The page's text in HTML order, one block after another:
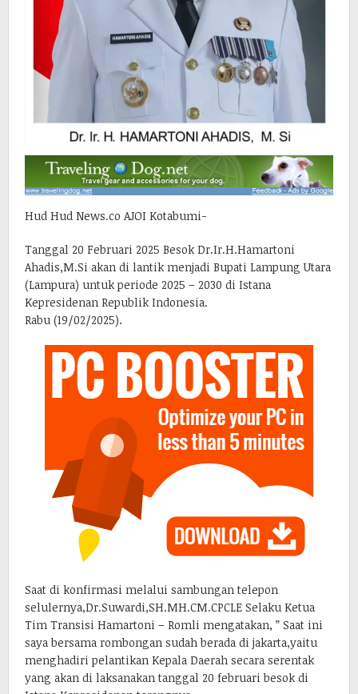
Hud Hud News.co AJOI Kotabumi-
Tanggal 20 Februari 2025 Besok Dr.Ir.H.Hamartoni
Ahadis,M.Si akan di lantik menjadi Bupati Lampung Utara
(Lampura) untuk periode 2025 – 2030 di Istana
Kepresidenan Republik Indonesia.
Rabu (19/02/2025).
Saat di konfirmasi melalui sambungan telepon
selulernya,Dr.Suwardi,SH.MH.CM.CPCLE Selaku Ketua
Tim Transisi Hamartoni – Romli mengatakan, ” Saat ini
saya bersama rombongan sudah berada di jakarta,yaitu
menghadiri pelantikan Kepala Daerah secara serentak
yang akan di laksanakan tanggal 20 februari besok di